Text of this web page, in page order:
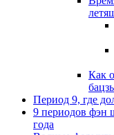
Как
Период 9, где
9 периодов фэн
года